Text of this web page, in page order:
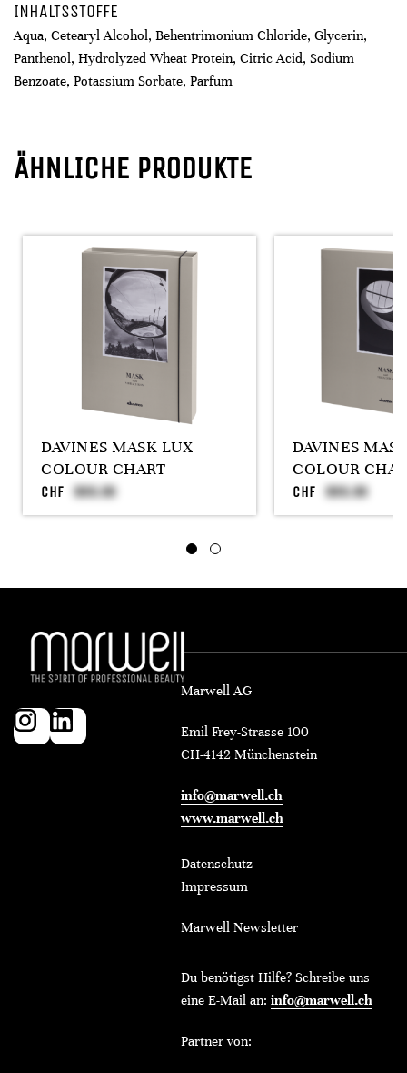
INHALTSSTOFFE
Aqua, Cetearyl Alcohol, Behentrimonium Chloride, Glycerin,
Panthenol, Hydrolyzed Wheat Protein, Citric Acid, Sodium
Benzoate, Potassium Sorbate, Parfum
ÄHNLICHE PRODUKTE
DAVINES MASK LUX
COLOUR CHART
CHF
DAVINES
COLOUR
CHF
Marwell AG
Emil Frey-Strasse 100
CH-4142 Münchenstein
info@marwell.ch
www.marwell.ch
Datenschutz
Impressum
Marwell Newsletter
Du benötigst Hilfe? Schreibe uns
eine E-Mail an: info@marwell.ch
Partner von: